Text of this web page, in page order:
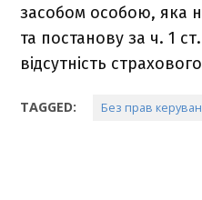
засобом особою, яка
та постанову за ч. 1
відсутність
TAGGED: Без прав